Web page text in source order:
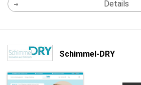
Details
Schimmel-DRY